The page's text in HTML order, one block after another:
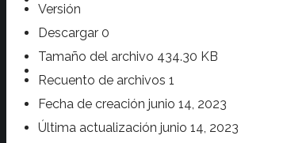
Versión
Descargar 0
Tamaño del archivo 434.30 KB
Recuento de archivos 1
Fecha de creación junio 14, 2023
Última actualización junio 14, 2023